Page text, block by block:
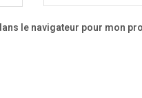
le navigateur pour mon